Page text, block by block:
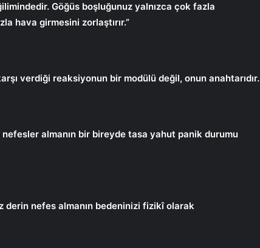
Göğüs boşluğunuz yalnızca çok fazla
hava girmesini zorlaştırır.”
verdiği reaksiyonun bir modülü değil, onun anahtarıdır.
nefesler almanın bir bireyde tasa yahut panik durumu
derin nefes almanın bedeninizi fizikî olarak